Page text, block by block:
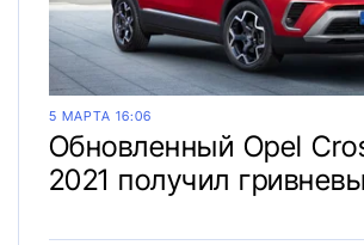
5 МАРТА 16:06
Обновленный Opel
2021 получил